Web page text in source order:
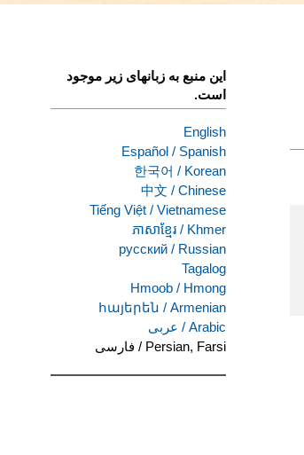
این منبع به زبانهای زیر موجود
است.
English
Spanish
/
Español
Korean
/
한국어
Chinese
/
中文
Vietnamese
/
Tiếng Việt
Khmer
/
ភាសាខ្មែរ
Russian
/
русский
Tagalog
Hmong
/
Hmoob
Armenian
/
հայերեն
Arabic
/ عربى
Persian, Farsi
/ فارسی